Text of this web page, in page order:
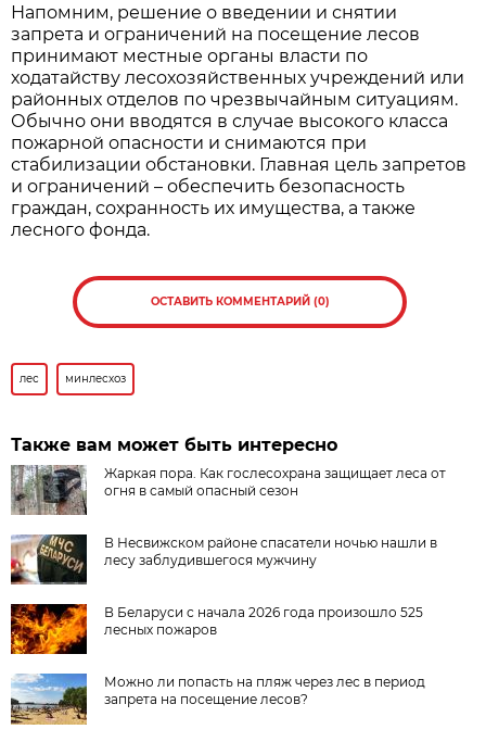
Напомним, решение о введении и снятии
запрета и ограничений на посещение лесов
принимают местные органы власти по
ходатайству лесохозяйственных учреждений или
районных отделов по чрезвычайным ситуациям.
Обычно они вводятся в случае высокого класса
пожарной опасности и снимаются при
стабилизации обстановки. Главная цель запретов
и ограничений – обеспечить безопасность
граждан, сохранность их имущества, а также
лесного фонда.
ОСТАВИТЬ КОММЕНТАРИЙ (0)
лес минлесхоз
Также вам может быть интересно
Жаркая пора. Как гослесохрана защищает леса от
огня в самый опасный сезон
В Несвижском районе спасатели ночью нашли в
лесу заблудившегося мужчину
В Беларуси с начала 2026 года произошло 525
лесных пожаров
Можно ли попасть на пляж через лес в период
запрета на посещение лесов?